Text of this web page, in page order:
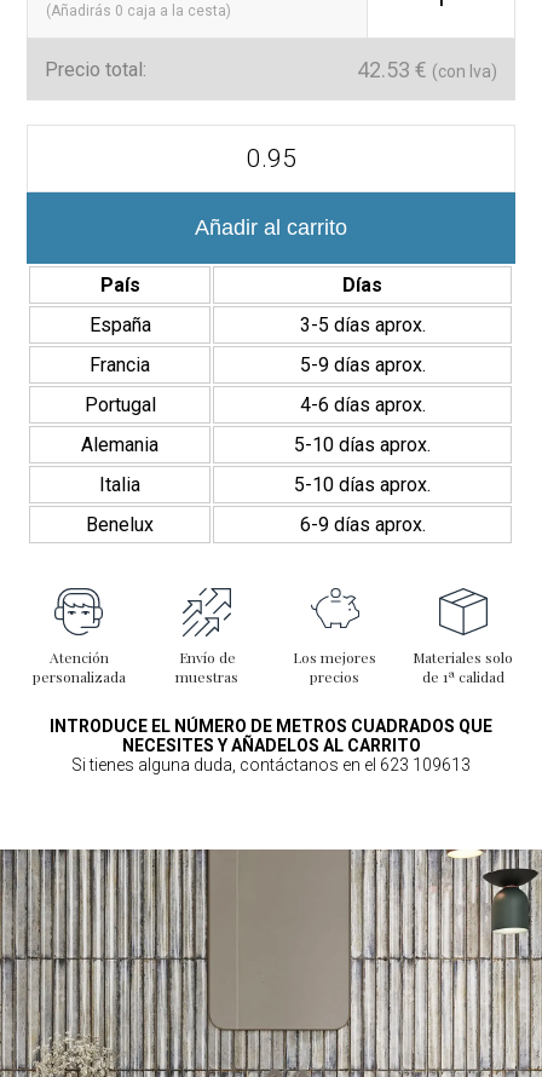
(Añadirás 0 caja a la cesta)
Precio total: 42.53 € (con Iva)
Brillante
cantidad
Añadir al carrito
País
Días
España
3-5 días aprox.
Francia
5-9 días aprox.
Portugal
4-6 días aprox.
Alemania
5-10 días aprox.
Italia
5-10 días aprox.
Benelux
6-9 días aprox.
Atención
personalizada
Envío de
muestras
Los mejores
precios
Materiales solo
de 1ª calidad
INTRODUCE EL NÚMERO DE METROS CUADRADOS QUE
NECESITES Y AÑADELOS AL CARRITO
Si tienes alguna duda, contáctanos en el 623 109613